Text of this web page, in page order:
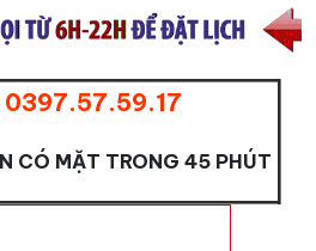
0397.57.59.17
CÓ MẶT TRONG 45 PHÚT